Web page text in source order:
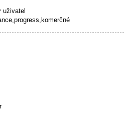
uživatel